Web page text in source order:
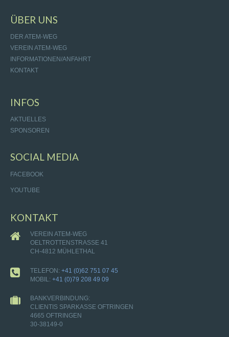
ÜBER UNS
DER ATEM-WEG
VEREIN ATEM-WEG
INFORMATIONEN/ANFAHRT
KONTAKT
INFOS
AKTUELLES
SPONSOREN
SOCIAL MEDIA
FACEBOOK
YOUTUBE
KONTAKT
VEREIN ATEM-WEG
OELTROTTENSTRASSE 41
CH-4812 MÜHLETHAL
TELEFON: +41 (0)62 751 07 45
MOBIL: +41 (0)79 208 49 09
BANKVERBINDUNG:
CLIENTIS SPARKASSE OFTRINGEN
4665 OFTRINGEN
30-38149-0